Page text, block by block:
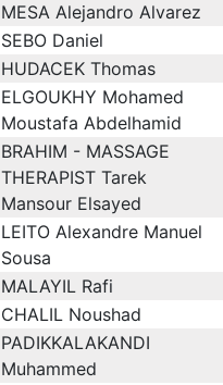
MESA Alejandro Alvarez
SEBO Daniel
HUDACEK Thomas
ELGOUKHY Mohamed
Moustafa Abdelhamid
BRAHIM - MASSAGE
THERAPIST Tarek
Mansour Elsayed
LEITO Alexandre Manuel
Sousa
MALAYIL Rafi
CHALIL Noushad
PADIKKALAKANDI
Muhammed